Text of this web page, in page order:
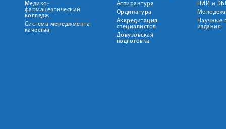
Медико-
фармацевтический
колледж
Система менеджмента
качества
Аспирантура
Ординатура
Аккредитация
специалистов
Довузовская
подготовка
НИИ и
Научные
издания